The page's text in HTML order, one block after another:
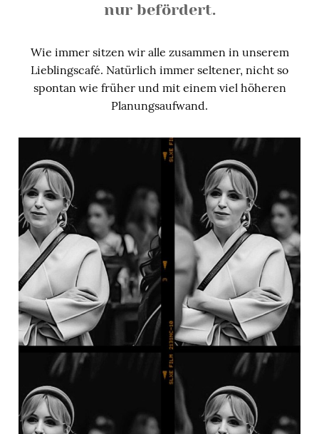
nur befördert.
Wie immer sitzen wir alle zusammen in unserem
Lieblingscafé. Natürlich immer seltener, nicht so
spontan wie früher und mit einem viel höheren
Planungsaufwand.